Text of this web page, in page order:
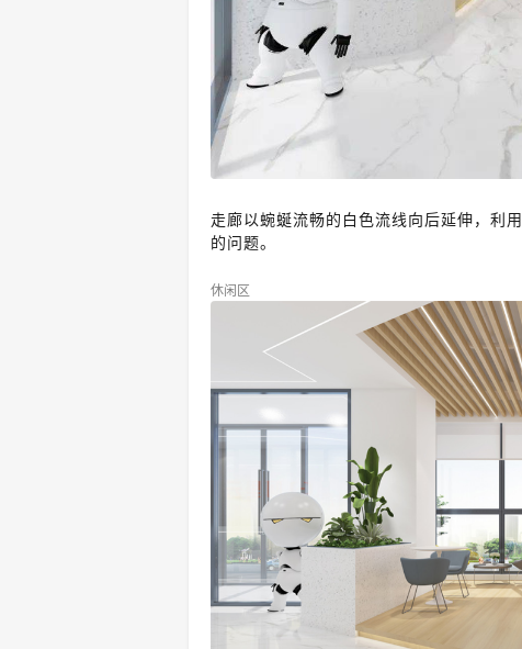
走廊以蜿蜒流畅的白色流线向后延伸，利用
的问题。
休闲区